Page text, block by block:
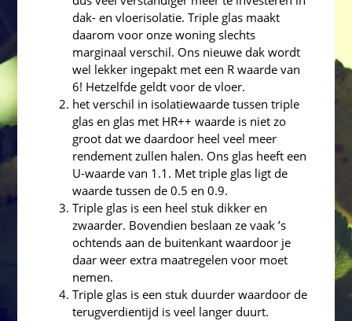
dak- en vloerisolatie. Triple glas maakt
daarom voor onze woning slechts
marginaal verschil. Ons nieuwe dak wordt
wel lekker ingepakt met een R waarde van
6! Hetzelfde geldt voor de vloer.
het verschil in isolatiewaarde tussen triple
glas en glas met HR++ waarde is niet zo
groot dat we daardoor heel veel meer
rendement zullen halen. Ons glas heeft een
U-waarde van 1.1. Met triple glas ligt de
waarde tussen de 0.5 en 0.9.
Triple glas is een heel stuk dikker en
zwaarder. Bovendien beslaan ze vaak ’s
ochtends aan de buitenkant waardoor je
daar weer extra maatregelen voor moet
nemen.
Triple glas is een stuk duurder waardoor de
terugverdientijd is veel langer duurt.